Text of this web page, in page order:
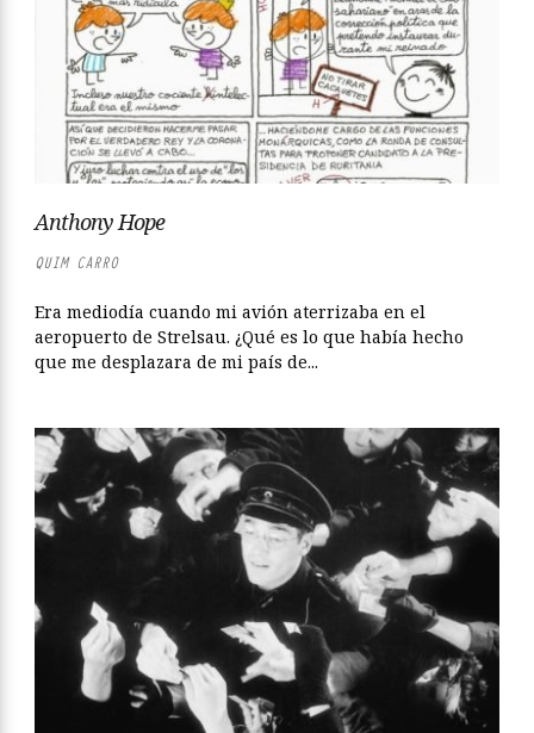
Anthony Hope
QUIM CARRO
Era mediodía cuando mi avión aterrizaba en el
aeropuerto de Strelsau. ¿Qué es lo que había hecho
que me desplazara de mi país de...